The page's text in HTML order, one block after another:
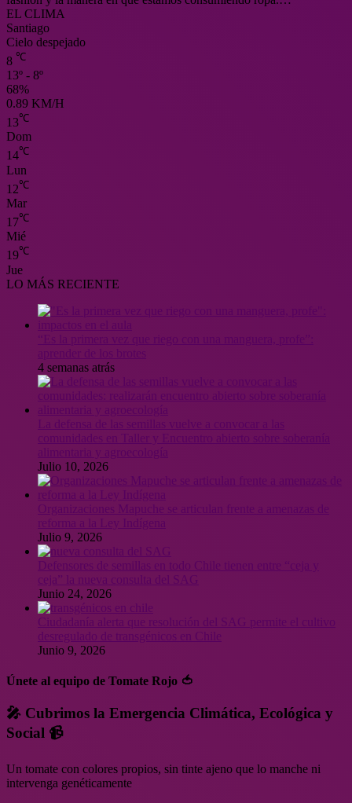
EL CLIMA
Santiago
Cielo despejado
8 ℃
13º - 8º
68%
0.89 KM/H
13℃
Dom
14℃
Lun
12℃
Mar
17℃
Mié
19℃
Jue
LO MÁS RECIENTE
4 semanas atrás
Julio 10, 2026
Organizaciones Mapuche se articulan frente a amenazas de
Julio 9, 2026
Junio 24, 2026
Ciudadanía alerta que resolución del SAG permite el cultivo
desregulado de transgénicos en Chile
Junio 9, 2026
Únete al equipo de Tomate Rojo 🍅
🎤 Cubrimos la Emergencia Climática, Ecológica y
Social 📹
Un tomate con colores propios, sin tinte ajeno que lo manche ni
intervenga genéticamente